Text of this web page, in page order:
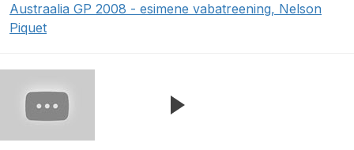
Austraalia GP 2008 - esimene vabatreening, Nelson
Piquet